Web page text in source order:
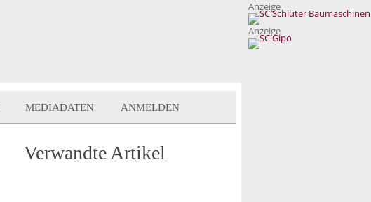
Anzeige
Anzeige
MEDIADATEN ANMELDEN
Verwandte Artikel